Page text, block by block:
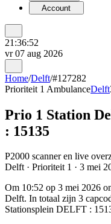
Account
21:36:52
vr 07 aug 2026
Home/Delft/#127282
Prioriteit 1 AmbulanceDelft
Prio 1 Station
: 15135
P2000 scanner en live
Delft · Prioriteit 1 · 3 mei
Om 10:52 op 3 mei 2026
Delft. In totaal zijn 3
Stationsplein DELFT :